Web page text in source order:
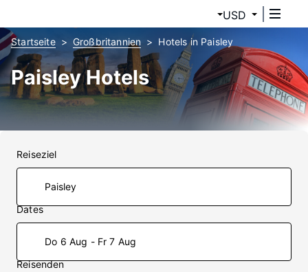
USD
Startseite Großbritannien Hotels in Paisley
Paisley Hotels
Reiseziel
Dates
Do 6 Aug - Fr 7 Aug
Reisenden